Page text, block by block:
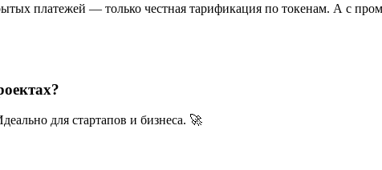
платежей — только честная тарификация по токенам. А с
для стартапов и бизнеса. 🚀